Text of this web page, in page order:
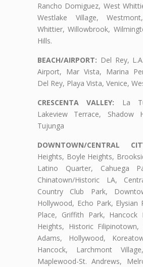
Rancho Domiguez, West
Westlake Village,
Whittier, Willowbrook,
Hills.
BEACH/AIRPORT: Del Rey,
Airport, Mar Vista, Marina
Del Rey, Playa Vista, Venice,
CRESCENTA VALLEY: La
Lakeview Terrace, Shadow
Tujunga
DOWNTOWN/CENTRAL
Heights, Boyle Heights,
Latino Quarter, Cahuega
Chinatown/Historic LA,
Country Club Park,
Hollywood, Echo Park, Elysian
Place, Griffith Park, Hancock
Heights, Historic
Adams, Hollywood,
Hancock, Larchmont
Maplewood-St. Andrews,